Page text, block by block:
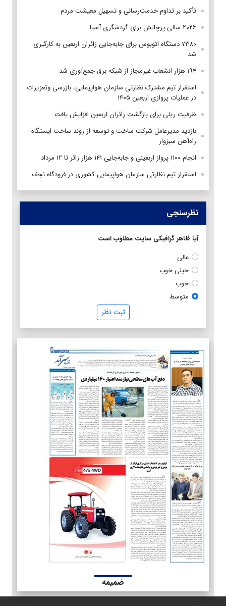
تأکید بر تداوم خدمت‌رسانی و تسهیل معیشت مردم
۲۰۲۶ سالی پرچالش برای گردشگری آسیا
۷۳۸۰ دستگاه اتوبوس برای جابه‌جایی زائران اربعین به‌ کارگیری
شد
۱۹۴ هزار انشعاب غیرمجاز از شبکه برق جمع‌آوری شد
استقرار تیم مشترک نظارتی سازمان هواپیمایی، بازرسی وتعزیرات
در عملیات پروازی اربعین ۱۴۰۵
ظرفیت ریلی برای بازگشت زائران اربعین افزایش یافت
بازدید مدیرعامل شرکت ساخت و توسعه از روند ساخت ایستگاه
راه‌آهن سبزوار
انجام ۱۱۰۰ پرواز اربعینی و جابه‌جایی ۱۴۱ هزار زائر تا ۱۲ مرداد
استقرار تیم‌ نظارتی سازمان هواپیمایی کشوری در فرودگاه نجف
نظرسنجی
آیا ظاهر گرافیکی سایت مطلوب است
عالی
خیلی خوب
خوب
متوسط
ثبت نظر
ضمیمه